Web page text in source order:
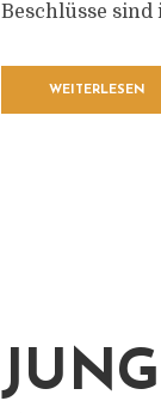
Beschlüsse
WEITERLESEN